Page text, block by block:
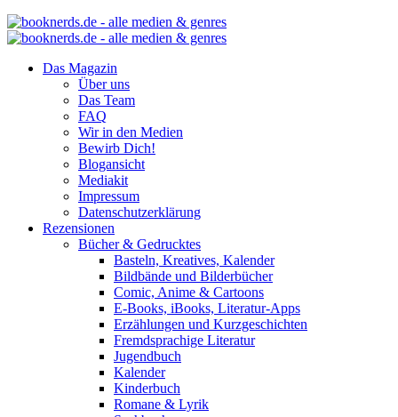
Das Magazin
Über uns
Das Team
FAQ
Wir in den Medien
Bewirb Dich!
Blogansicht
Mediakit
Impressum
Datenschutzerklärung
Rezensionen
Bücher & Gedrucktes
Basteln, Kreatives, Kalender
Bildbände und Bilderbücher
Comic, Anime & Cartoons
E-Books, iBooks, Literatur-Apps
Erzählungen und Kurzgeschichten
Fremdsprachige Literatur
Jugendbuch
Kalender
Kinderbuch
Romane & Lyrik